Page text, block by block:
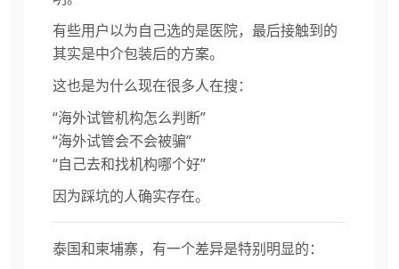
有些用户以为自己选的是医院，最后接触到的
其实是中介包装后的方案。
这也是为什么现在很多人在搜：
“海外试管机构怎么判断”
“海外试管会不会被骗”
“自己去和找机构哪个好”
因为踩坑的人确实存在。
泰国和柬埔寨，有一个差异是特别明显的：